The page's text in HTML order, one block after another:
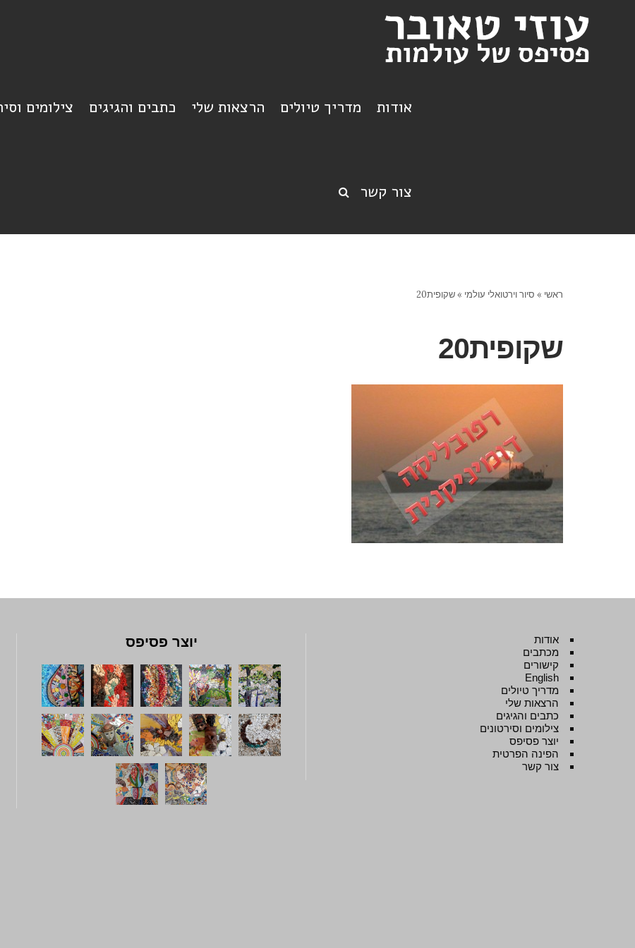
אודות מדריך טיולים הרצאות שלי כתבים והגיגים צילומים
צור קשר
ראשי » סיור וירטואלי עולמי »שקופית20
שקופית20
אודות
מכתבים
קישורים
English
מדריך טיולים
הרצאות שלי
כתבים והגיגים
צילומים וסירטונים
יוצר פסיפס
הפינה הפרטית
צור קשר
יוצר פסיפס